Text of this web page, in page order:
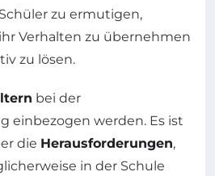
zu ermutigen,
Verhalten zu übernehmen
zu lösen.
bei der
einbezogen werden. Es ist
die Herausforderungen,
in der Schule